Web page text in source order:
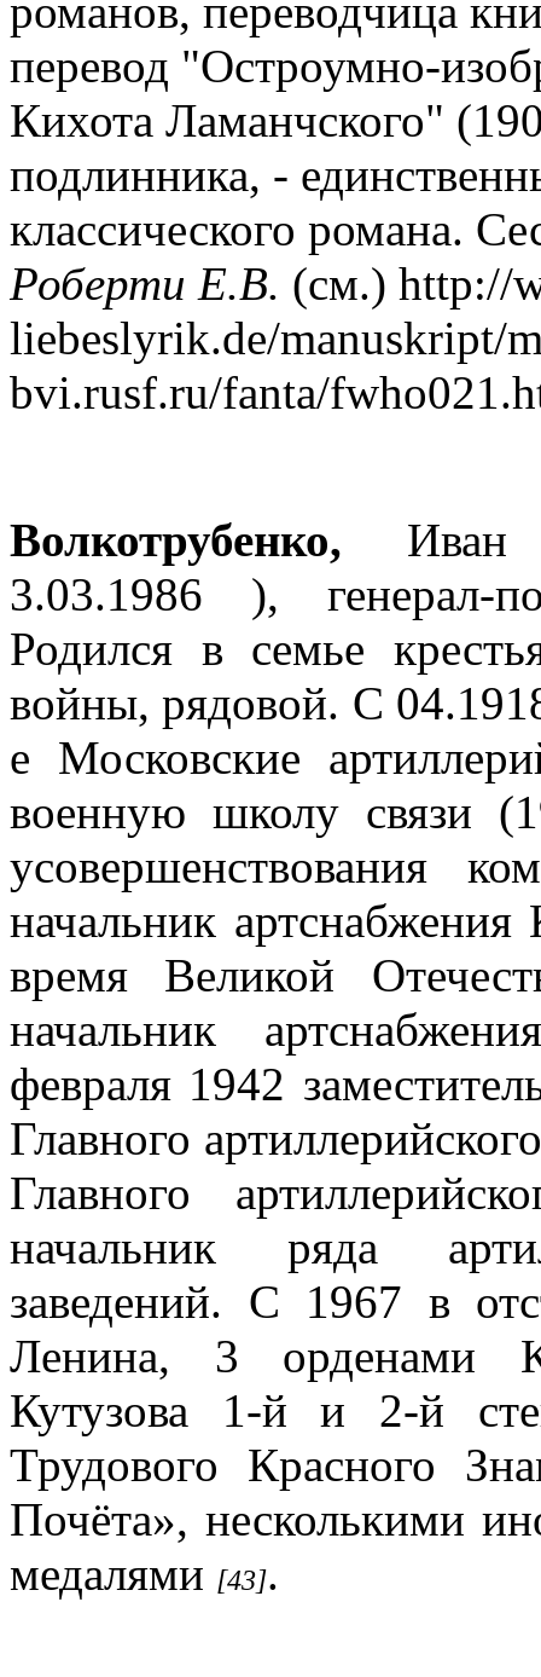
романов, переводчица
перевод "Остроумно-
Кихота Ламанчского"
подлинника, -
классического романа.
Роберти Е.В. (см.) http://
liebeslyrik.de/manuskript/
bvi.rusf.ru/fanta/
Волкотрубенко, Иван
3.03.1986 ), генерал-
Родился в семье
войны, рядовой. С
е Московские
военную школу связи
усовершенствования
начальник
время Великой
начальник
февраля 1942
Главного
Главного
начальник ряда
заведений. С 1967 в
Ленина, 3 орденами
Кутузова 1-й и 2-й
Трудового Красного
Почёта», несколькими
медалями [43].